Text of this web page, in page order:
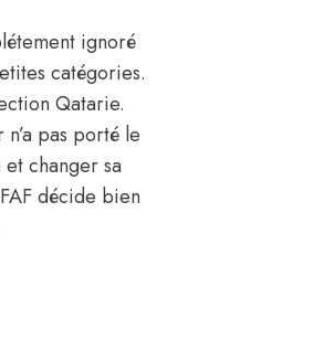
ignoré
catégories.
Qatarie.
pas porté le
changer sa
décide bien